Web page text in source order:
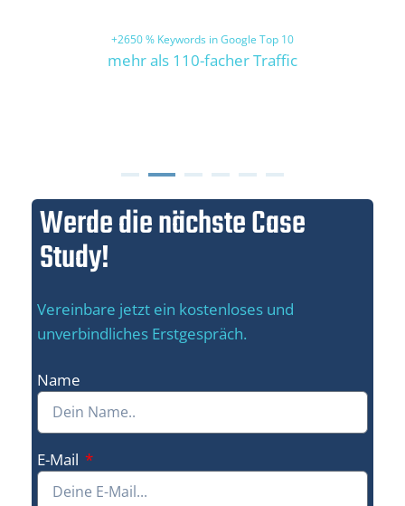
Zielkeyword in 6 Monaten auf Platz 1
16-facher organischer Traffic
Werde die nächste Case
Study!
Vereinbare jetzt ein kostenloses und
unverbindliches Erstgespräch.
Name
E-Mail